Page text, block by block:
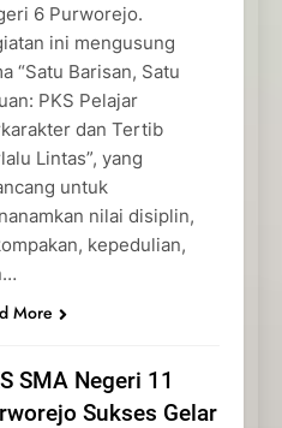
6 Purworejo.
ini mengusung
“Satu Barisan, Satu
PKS Pelajar
dan Tertib
Lintas”, yang
untuk
nilai disiplin,
kepedulian,
More
SMA Negeri 11
Sukses Gelar